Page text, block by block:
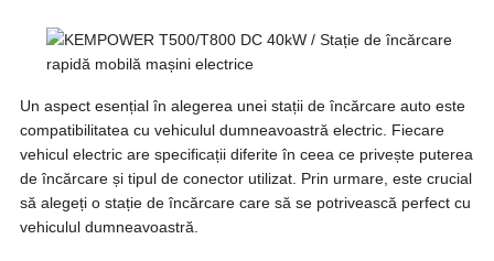
Un aspect esențial în alegerea unei stații de încărcare auto este
compatibilitatea cu vehiculul dumneavoastră electric. Fiecare
vehicul electric are specificații diferite în ceea ce privește puterea
de încărcare și tipul de conector utilizat. Prin urmare, este crucial
să alegeți o stație de încărcare care să se potrivească perfect cu
vehiculul dumneavoastră.